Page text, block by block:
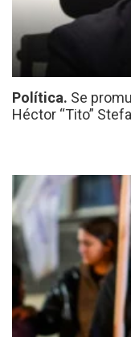
Política. Se
Héctor “Tito”